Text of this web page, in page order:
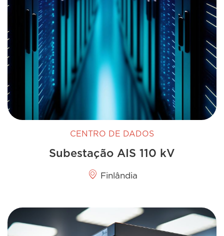
CENTRO DE DADOS
Subestação AIS 110 kV
Finlândia